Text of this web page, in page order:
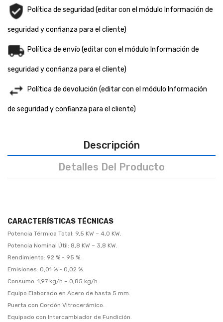
Política de seguridad (editar con el módulo Información de
seguridad y confianza para el cliente)
Política de envío (editar con el módulo Información de
seguridad y confianza para el cliente)
Política de devolución (editar con el módulo Información
de seguridad y confianza para el cliente)
Descripción
Detalles Del Producto
CARACTERÍSTICAS TÉCNICAS
Potencia Térmica Total: 9,5 KW – 4,0 KW.
Potencia Nominal Útil: 8,8 KW – 3,8 KW.
Rendimiento: 92 % - 95 %.
Emisiones: 0,01 % - 0,02 %.
Consumo: 1,97 kg/h – 0,85 kg/h.
Equipo Elaborado en Acero de hasta 5 mm.
Puerta con Cordón Vitrocerámico.
Equipado con Intercambiador de Fundición.